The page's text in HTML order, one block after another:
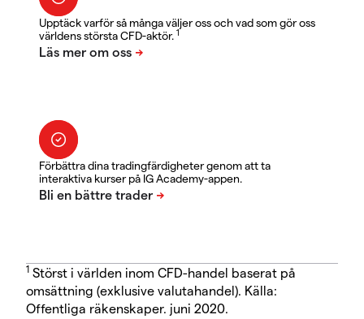
Upptäck varför så många väljer oss och vad som gör oss
världens största CFD-aktör. 1
Förbättra dina tradingfärdigheter genom att ta
interaktiva kurser på IG Academy-appen.
1 Störst i världen inom CFD-handel baserat på
omsättning (exklusive valutahandel). Källa:
Offentliga räkenskaper. juni 2020.